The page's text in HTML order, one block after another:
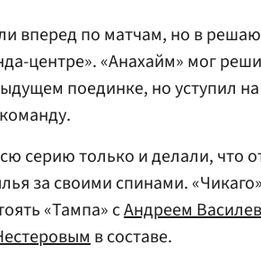
вперед по матчам, но в
центре». «Анахайм» мог
поединке, но уступил
серию только и делали, что
за своими спинами.
«Тампа» сАндреем
в составе.